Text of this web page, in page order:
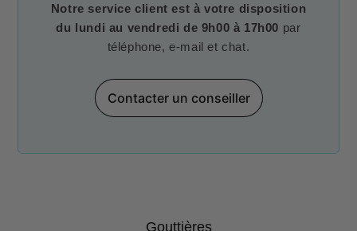
Notre service client est à votre disposition
du lundi au vendredi de 9h00 à 17h00 par
téléphone, e-mail et chat.
Contacter un conseiller
Gouttières